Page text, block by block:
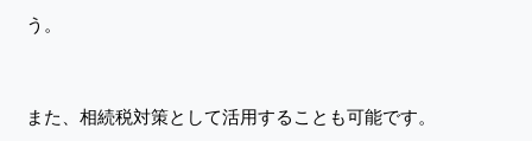
う。
また、相続税対策として活用することも可能です。